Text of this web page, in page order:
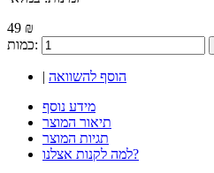
49 ₪
כמות:
| הוסף להשוואה
מידע נוסף
תיאור המוצר
תגיות המוצר
למה לקנות אצלנו?